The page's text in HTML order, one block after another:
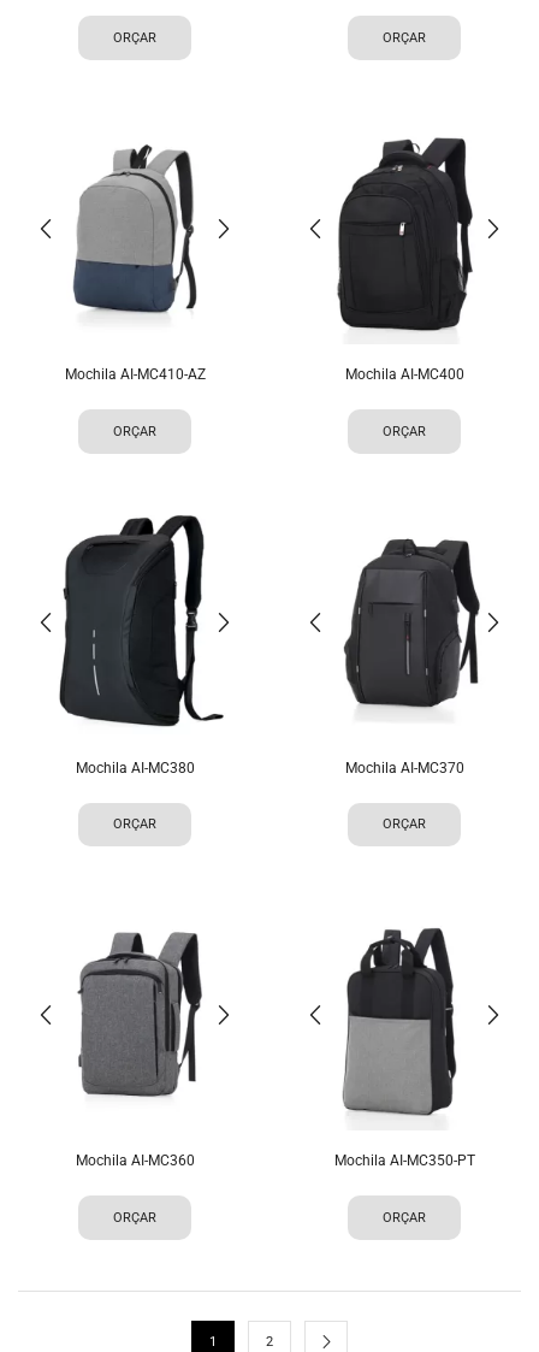
ORÇAR ORÇAR
Mochila AI-MC410-AZ
ORÇAR
Mochila AI-MC400
ORÇAR
Mochila AI-MC380
ORÇAR
Mochila AI-MC370
ORÇAR
Mochila AI-MC360
ORÇAR
Mochila AI-MC350-PT
ORÇAR
1 2